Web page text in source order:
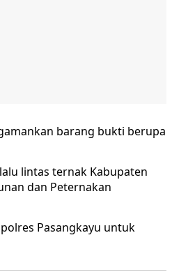
barang bukti berupa
lintas ternak Kabupaten
dan Peternakan
Pasangkayu untuk